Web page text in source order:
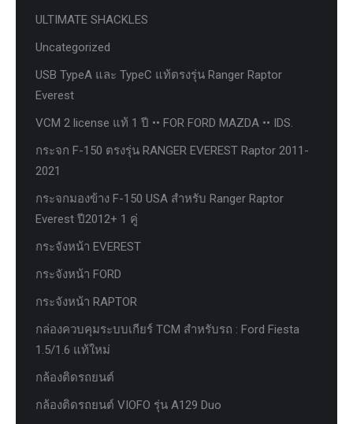
ULTIMATE SHACKLES
Uncategorized
USB TypeA และ TypeC แท้ตรงรุ่น Ranger Raptor
Everest
VCM 2 license แท้ 1 ปี •• FOR FORD MAZDA •• IDS.
กระจก F-150 ตรงรุ่น RANGER EVEREST Raptor 2011-
2021
กระจกมองข้าง F-150 USA สำหรับ Ranger Raptor
Everest ปี2012+ 1 คู่
กระจังหน้า EVEREST
กระจังหน้า FORD
กระจังหน้า RAPTOR
กล่องควบคุมระบบเกียร์ TCM สำหรับรถ : Ford Fiesta
1.5/1.6 แท้ใหม่
กล้องติดรถยนต์
กล้องติดรถยนต์ VIOFO รุ่น A129 Duo